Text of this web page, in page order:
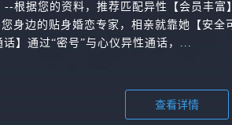
--根据您的资料，推荐匹配异性【会员丰
身边的贴身婚恋专家，相亲就靠她【安
】通过“密号”与心仪异性通话，...
查看详情